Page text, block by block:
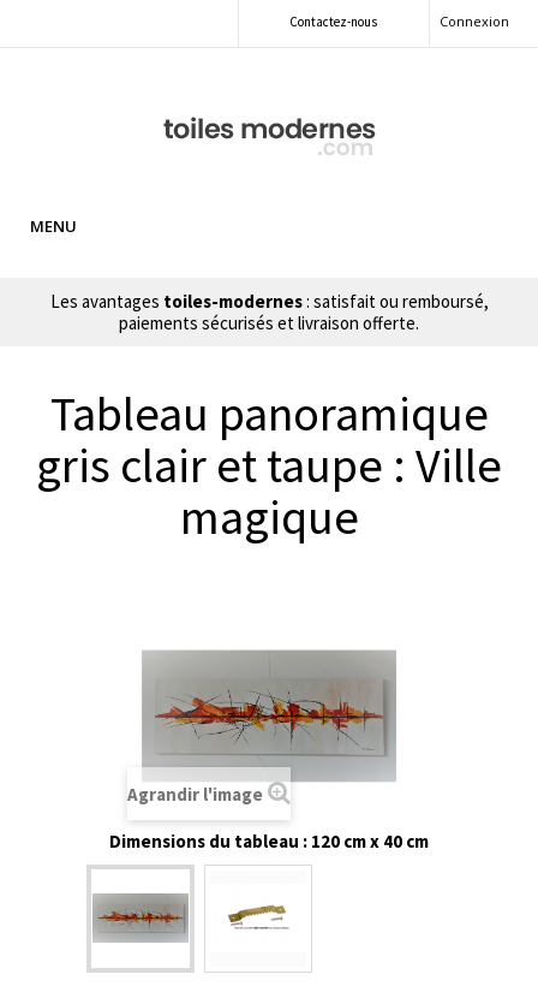
Connexion
Contactez-nous
MENU
Les avantages toiles-modernes: satisfait ou remboursé,
paiements sécurisés et livraison offerte.
Tableau panoramique
gris clair et taupe : Ville
magique
Agrandir l'image
Dimensions du tableau : 120 cm x 40 cm